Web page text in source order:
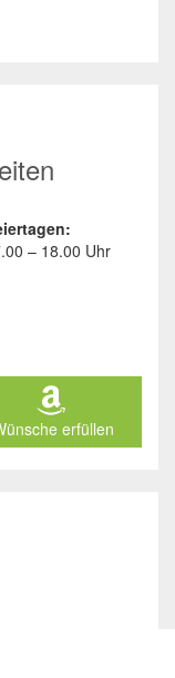
– 18.00 Uhr
erfüllen